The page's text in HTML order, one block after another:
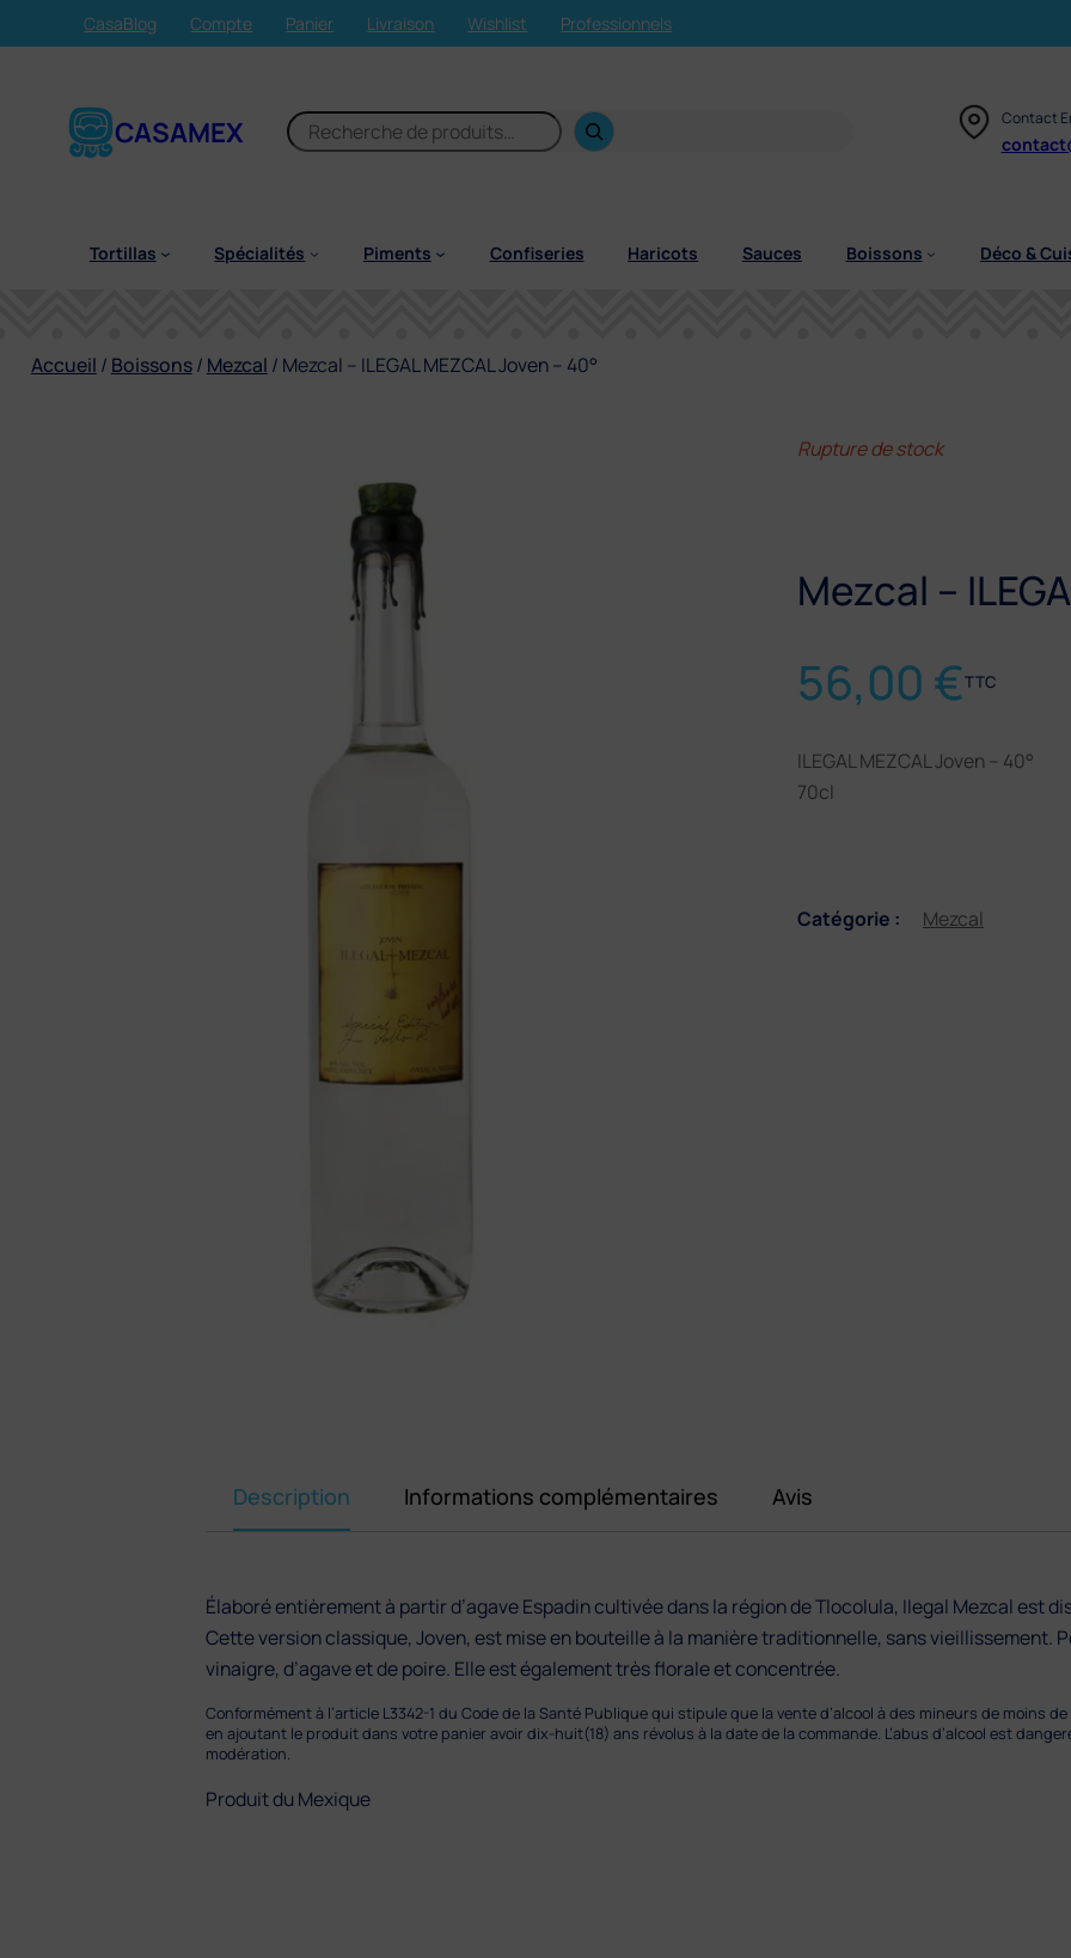
CasaBlog Compte Panier Livraison Wishlist Professionnels
CASAMEX
R
e
r
Contact
Tortillas Spécialités Piments Confiseries Haricots Sauces Boissons Déco &
Accueil / Boissons/ Mezcal / Mezcal – ILEGAL MEZCAL Joven – 40°
Mezcal –
56,00 €TTC
ILEGAL MEZCAL Joven – 40°
70cl
Rupture de stock
Catégorie : Mezcal
Description Informations complémentaires Avis
Élaboré entièrement à partir d’agave Espadin cultivée dans la région de Tlocolula, Ilegal Mezcal est
Cette version classique, Joven, est mise en bouteille à la manière traditionnelle, sans vieillissement.
vinaigre, d’agave et de poire. Elle est également très florale et concentrée.
Conformément à l’article L3342-1 du Code de la Santé Publique qui stipule que la vente d’alcool à des mineurs de moins
en ajoutant le produit dans votre panier avoir dix-huit(18) ans révolus à la date de la commande. L’abus d’alcool est
modération.
Produit du Mexique